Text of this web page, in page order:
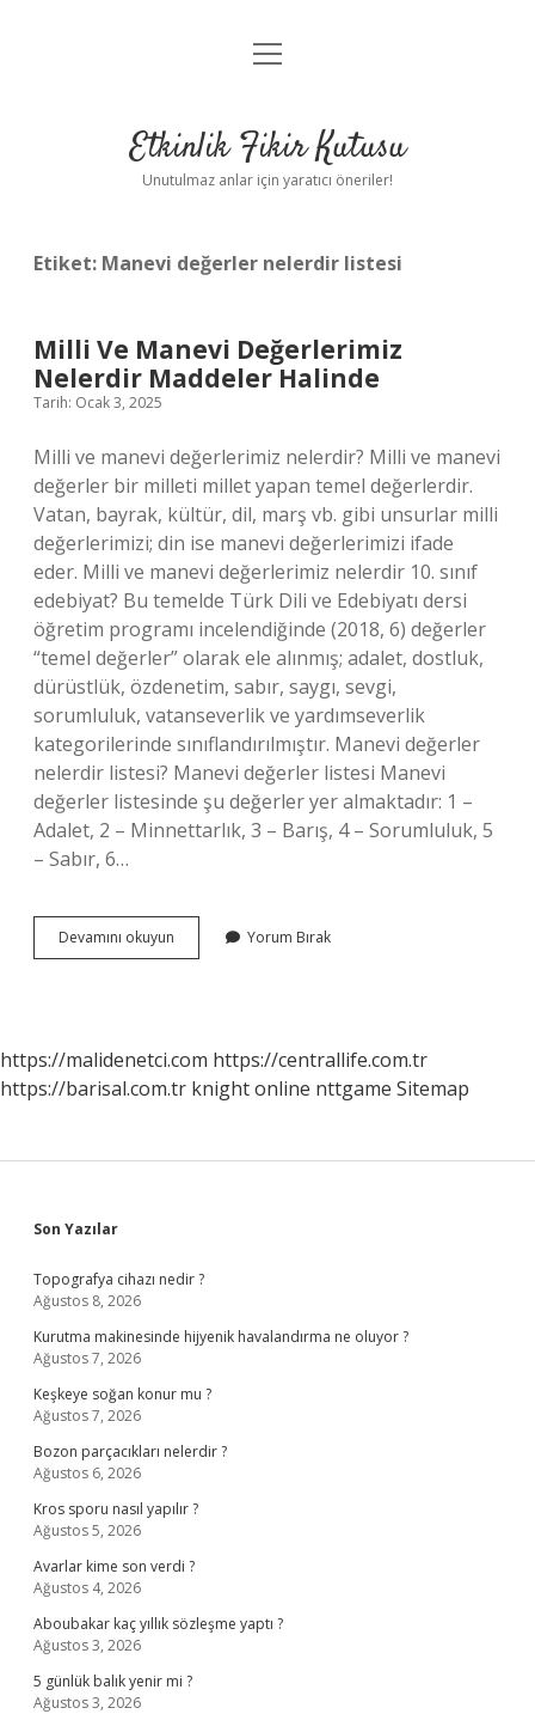
Anasayfa
Yasal Uyarı
menüyü
Etkinlik Fikir Kutusu
Unutulmaz anlar için yaratıcı öneriler!
Etiket: Manevi değerler nelerdir listesi
Milli Ve Manevi Değerlerimiz
Nelerdir Maddeler Halinde
Tarih: Ocak 3, 2025
Milli ve manevi değerlerimiz nelerdir? Milli ve manevi
değerler bir milleti millet yapan temel değerlerdir.
Vatan, bayrak, kültür, dil, marş vb. gibi unsurlar milli
değerlerimizi; din ise manevi değerlerimizi ifade
eder. Milli ve manevi değerlerimiz nelerdir 10. sınıf
edebiyat? Bu temelde Türk Dili ve Edebiyatı dersi
öğretim programı incelendiğinde (2018, 6) değerler
“temel değerler” olarak ele alınmış; adalet, dostluk,
dürüstlük, özdenetim, sabır, saygı, sevgi,
sorumluluk, vatanseverlik ve yardımseverlik
kategorilerinde sınıflandırılmıştır. Manevi değerler
nelerdir listesi? Manevi değerler listesi Manevi
değerler listesinde şu değerler yer almaktadır: 1 –
Adalet, 2 – Minnettarlık, 3 – Barış, 4 – Sorumluluk, 5
– Sabır, 6…
Devamını okuyun
Ve
Halinde
Yorum Bırak
https://malidenetci.com https://centrallife.com.tr
https://barisal.com.tr knight online nttgame Sitemap
Sidebar
Son Yazılar
Topografya cihazı nedir ?
Ağustos 8, 2026
Kurutma makinesinde hijyenik havalandırma ne oluyor ?
Ağustos 7, 2026
Keşkeye soğan konur mu ?
Ağustos 7, 2026
Bozon parçacıkları nelerdir ?
Ağustos 6, 2026
Kros sporu nasıl yapılır ?
Ağustos 5, 2026
Avarlar kime son verdi ?
Ağustos 4, 2026
Aboubakar kaç yıllık sözleşme yaptı ?
Ağustos 3, 2026
5 günlük balık yenir mi ?
Ağustos 3, 2026